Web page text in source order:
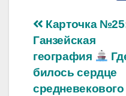
по
записям
Карточка
Ганзейская
география
билось сердце
средневекового